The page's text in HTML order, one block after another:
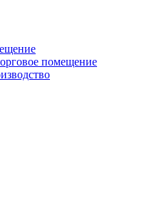
помещение